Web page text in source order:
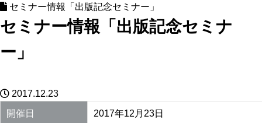
セミナー情報「出版記念セミナー」
セミナー情報「出版記念セミナ
ー」
2017.12.23
開催日
2017年12月23日